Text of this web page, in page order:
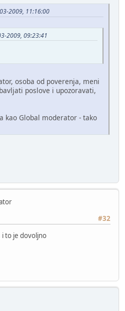
2009, 11:16:00
2009, 09:23:41
osoba od poverenja, meni
poslove i upozoravati,
kao Global moderator - tako
#32
i to je dovoljno